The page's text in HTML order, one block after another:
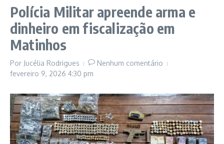
Polícia Militar apreende arma e
dinheiro em fiscalização em
Matinhos
Por Jucélia Rodrigues
Nenhum comentário
fevereiro 9, 2026 4:30 pm